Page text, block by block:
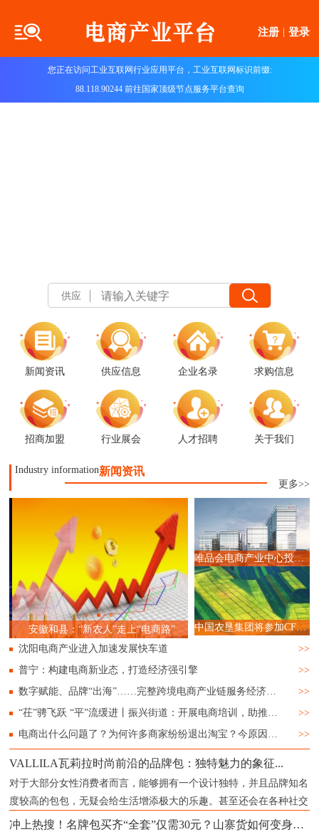
注册 登录
您正在访问工业互联网行业应用平台，工业互联网标识前缀:
88.118.90244 前往国家顶级节点服务平台查询
供应
新闻资讯 供应信息 企业名录 求购信息
招商加盟 行业展会 人才招聘 关于我们
Industry information新闻资讯
更多>>
安徽和县：“新农人”走上“电商路”
全国首届517预制菜节暨电
动仪式在梁平举行
唯品会电商产业中心投入运营,赋能广州直播电商产业升级
中国农垦集团将参加CFEC 2024食品直播电商选品大会
沈阳电商产业进入加速发展快车道
>>
普宁：构建电商新业态，打造经济强引擎
>>
数字赋能、品牌“出海”……完整跨境电商产业链服务经济“新”发展
>>
“茌”骋飞跃 “平”流缓进丨振兴街道：开展电商培训，助推城镇经济
>>
电商出什么问题了？为何许多商家纷纷退出淘宝？今原因已被确认
>>
VALLILA瓦莉拉时尚前沿的品牌包：独特魅力的象征...
对于大部分女性消费者而言，能够拥有一个设计独特，并且品牌知名
度较高的包包，无疑会给生活增添极大的乐趣。甚至还会在各种社交
冲上热搜！名牌包买齐“全套”仅需30元？山寨货如何变身成“正品”？记者揭秘...